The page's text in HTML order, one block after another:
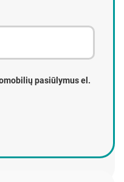
pasiūlymus el.